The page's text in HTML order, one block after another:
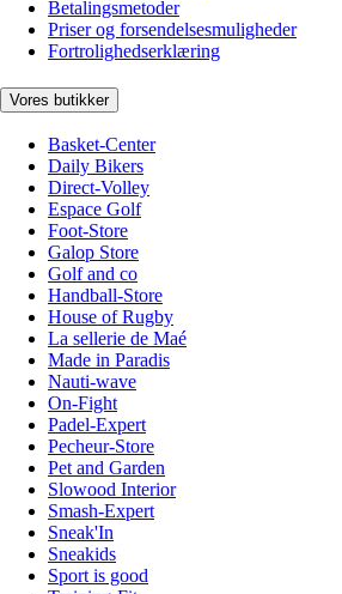
Betalingsmetoder
Priser og forsendelsesmuligheder
Fortrolighedserklæring
Vores butikker
Basket-Center
Daily Bikers
Direct-Volley
Espace Golf
Foot-Store
Galop Store
Golf and co
Handball-Store
House of Rugby
La sellerie de Maé
Made in Paradis
Nauti-wave
On-Fight
Padel-Expert
Pecheur-Store
Pet and Garden
Slowood Interior
Smash-Expert
Sneak'In
Sneakids
Sport is good